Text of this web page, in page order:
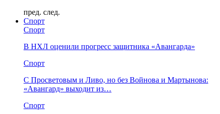
пред. след.
Спорт
Спорт
В НХЛ оценили прогресс защитника «Авангарда»
Спорт
С Просветовым и Ливо, но без Войнова и Мартынова:
«Авангард» выходит из…
Спорт